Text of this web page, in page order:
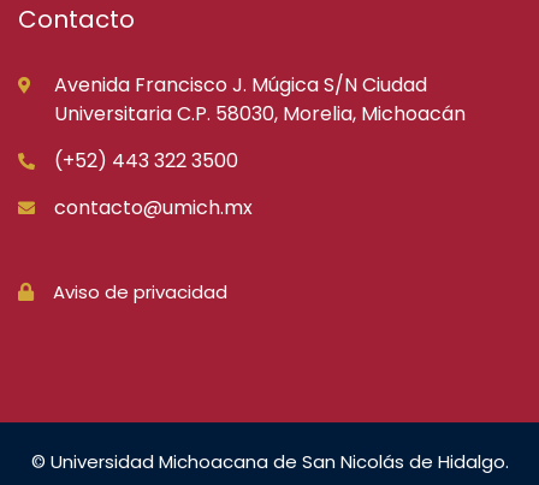
Contacto
Avenida Francisco J. Múgica S/N Ciudad
Universitaria C.P. 58030, Morelia, Michoacán
(+52) 443 322 3500
contacto@umich.mx
Aviso de privacidad
© Universidad Michoacana de San Nicolás de Hidalgo.